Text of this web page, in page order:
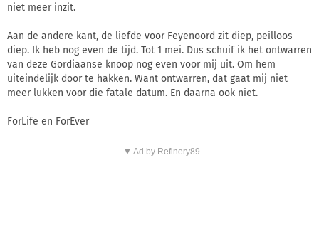
niet meer inzit.
Aan de andere kant, de liefde voor Feyenoord zit diep, peilloos
diep. Ik heb nog even de tijd. Tot 1 mei. Dus schuif ik het ontwarren
van deze Gordiaanse knoop nog even voor mij uit. Om hem
uiteindelijk door te hakken. Want ontwarren, dat gaat mij niet
meer lukken voor die fatale datum. En daarna ook niet.
ForLife en ForEver
▼ Ad by Refinery89